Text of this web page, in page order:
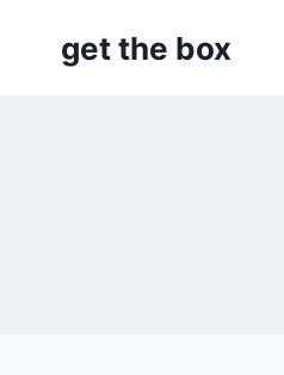
get the box